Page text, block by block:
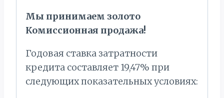
Мы принимаем золото
Комиссионная продажа!
Годовая ставка затратности
кредита составляет 19,47% при
следующих показательных условиях: